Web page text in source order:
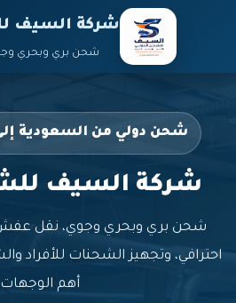
شركة السيف
شحن بري وبحري
شحن دولي من السعودية
شركة السيف
شحن بري وبحري وجوي، نقل
احترافي، وتجهيز الشحنات للأفراد
أهم